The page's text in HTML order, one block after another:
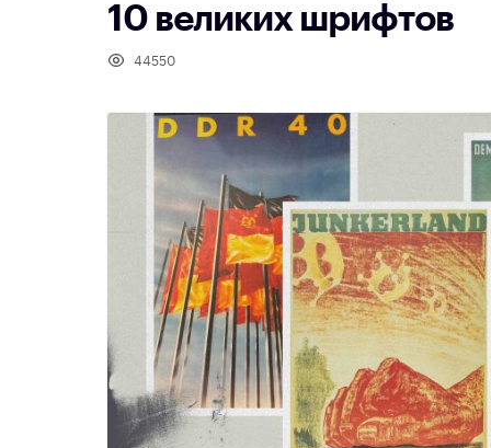
10 великих шрифтов
44550